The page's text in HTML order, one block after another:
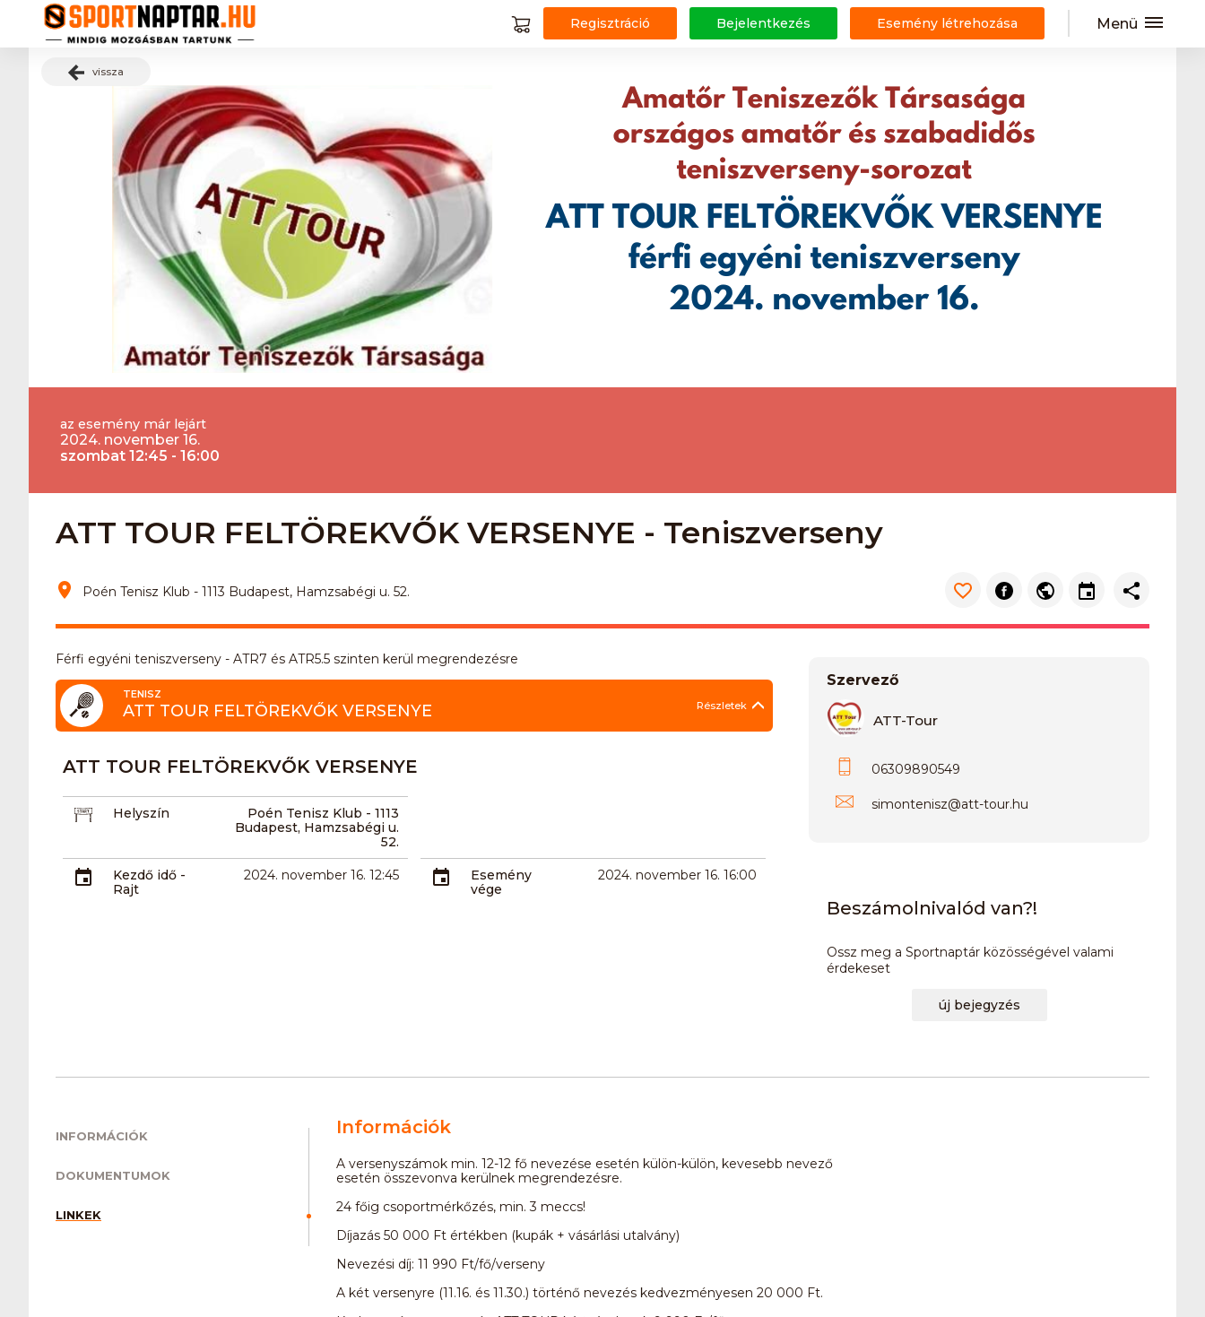
Regisztráció Bejelentkezés Esemény létrehozása Menü
vissza
az esemény már lejárt
2024. november 16.
szombat 12:45 - 16:00
ATT TOUR FELTÖREKVŐK VERSENYE - Teniszverseny
Poén Tenisz Klub - 1113 Budapest, Hamzsabégi u. 52.
Férfi egyéni teniszverseny - ATR7 és ATR5.5 szinten kerül megrendezésre
TENISZ
ATT TOUR FELTÖREKVŐK VERSENYE Részletek
ATT TOUR FELTÖREKVŐK VERSENYE
Helyszín
Poén Tenisz Klub - 1113
Budapest, Hamzsabégi u.
52.
Kezdő idő -
Rajt
2024. november 16. 12:45
Esemény
vége
2024. november 16. 16:00
Szervező
ATT-Tour
06309890549
simontenisz@att-tour.hu
Beszámolnivalód van?!
Ossz meg a Sportnaptár közösségével valami
érdekeset
új bejegyzés
INFORMÁCIÓK
DOKUMENTUMOK
LINKEK
Információk
A versenyszámok min. 12-12 fő nevezése esetén külön-külön, kevesebb nevező
esetén összevonva kerülnek megrendezésre.
24 főig csoportmérkőzés, min. 3 meccs!
Díjazás 50 000 Ft értékben (kupák + vásárlási utalvány)
Nevezési díj: 11 990 Ft/fő/verseny
A két versenyre (11.16. és 11.30.) történő nevezés kedvezményesen 20 000 Ft.